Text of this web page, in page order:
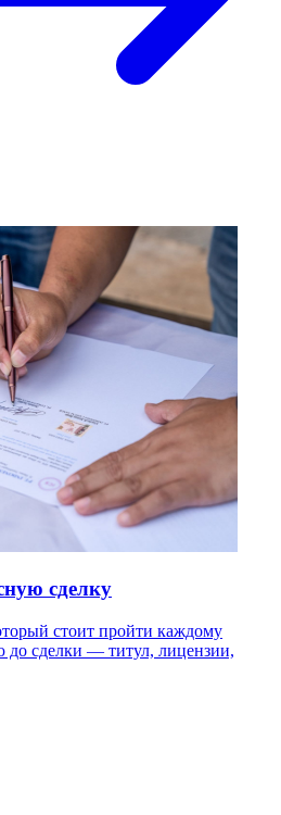
сделку
стоит пройти каждому
до сделки — титул, лицензии,